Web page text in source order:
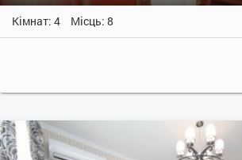
Кімнат: 4 Місць: 8